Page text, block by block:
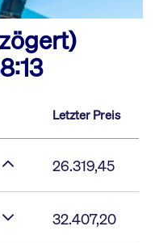
Letzter Preis
26.319,45
32.407,20